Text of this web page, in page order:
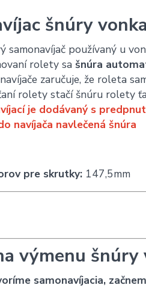
šnúry
samonavíjač používaný u
rolety sa šnúra
zaručuje, že roleta
rolety stačí šnúru rolety
je dodávaný s
navíjača navlečená šnúra
pre skrutky:147,5mm
výmenu šnúry
samonavíjacia,